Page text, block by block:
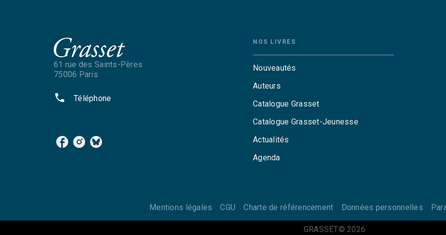
61 rue des Saints-Pères
75006 Paris
phone Téléphone
NOS LIVRES
Nouveautés
Auteurs
Catalogue Grasset
Catalogue Grasset-Jeunesse
Actualités
Agenda
Mentions légales CGU Charte de référencement Données personnelles
GRASSET© 2026